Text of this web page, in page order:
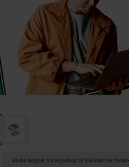
Valós képek a megvásárolni kívánt